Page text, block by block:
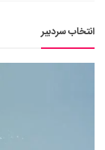
انتخاب سردبیر